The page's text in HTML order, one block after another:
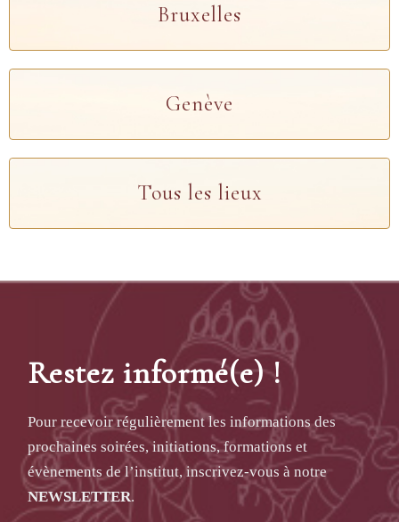
Bruxelles
Genève
Tous les lieux
Restez informé(e) !
Pour recevoir régulièrement les informations des
prochaines soirées, initiations, formations et
évènements de l’institut, inscrivez-vous à notre
NEWSLETTER.